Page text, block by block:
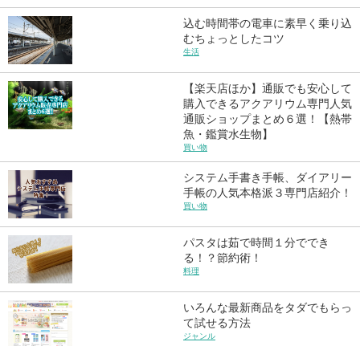
込む時間帯の電車に素早く乗り込
むちょっとしたコツ
生活
【楽天店ほか】通販でも安心して
購入できるアクアリウム専門人気
通販ショップまとめ６選！【熱帯
魚・鑑賞水生物】
買い物
システム手書き手帳、ダイアリー
手帳の人気本格派３専門店紹介！
買い物
パスタは茹で時間１分ででき
る！？節約術！
料理
いろんな最新商品をタダでもらっ
て試せる方法
ジャンル